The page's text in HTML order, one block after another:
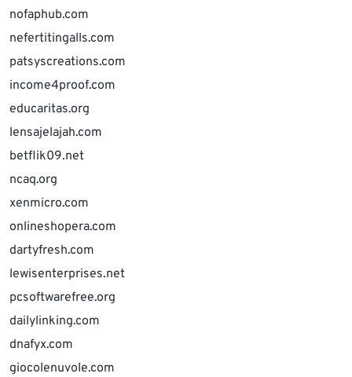
nofaphub.com
nefertitingalls.com
patsyscreations.com
income4proof.com
educaritas.org
lensajelajah.com
betflik09.net
ncaq.org
xenmicro.com
onlineshopera.com
dartyfresh.com
lewisenterprises.net
pcsoftwarefree.org
dailylinking.com
dnafyx.com
giocolenuvole.com